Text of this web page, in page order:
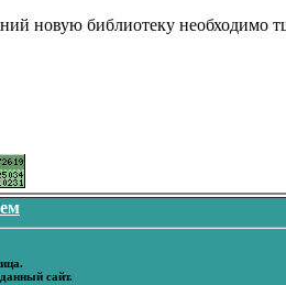
новую библиотеку необходимо
сайт.